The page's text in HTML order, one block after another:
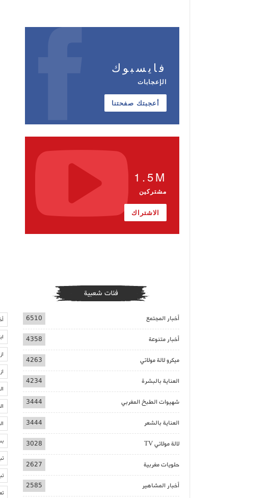
فايسبوك
الإعجابات
أعجبتك صفحتنا
1.5M
مشتركين
الاشتراك
فئات شعبية
أخبار المجتمع 6510
أخبار متنوعة 4358
ميكرو لالة مولاتي 4263
العناية بالبشرة 4234
شهيوات الطبخ المغربي 3444
العناية بالشعر 3444
لالة مولاتي TV 3028
حلويات مغربية 2627
أخبار المشاهير 2585